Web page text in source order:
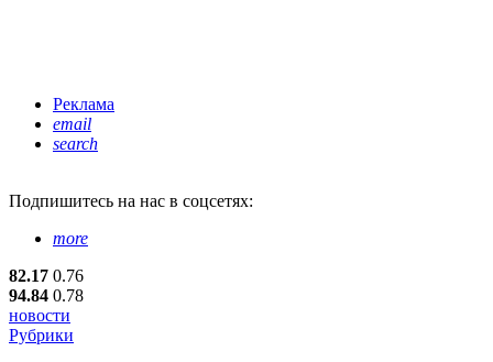
Реклама
email
search
Подпишитесь на нас в соцсетях:
more
82.17 0.76
94.84 0.78
новости
Рубрики